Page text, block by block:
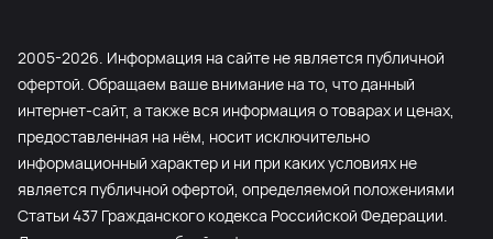
2005-2026. Информация на сайте не является публичной
офертой. Обращаем ваше внимание на то, что данный
интернет-сайт, а также вся информация о товарах и ценах,
предоставленная на нём, носит исключительно
информационный характер и ни при каких условиях не
является публичной офертой, определяемой положениями
Статьи 437 Гражданского кодекса Российской Федерации.